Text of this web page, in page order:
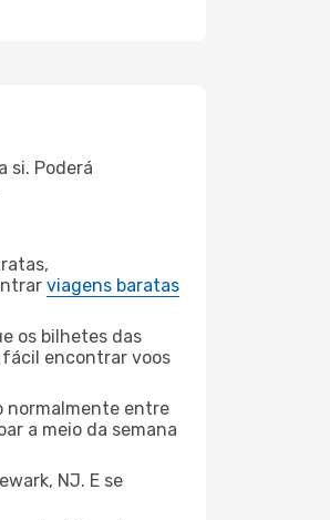
si. Poderá
viagens baratas
os bilhetes das
fácil encontrar voos
normalmente entre
a meio da semana
NJ. E se